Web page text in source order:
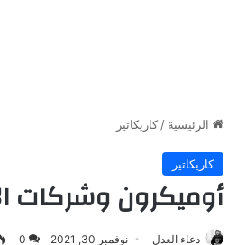
الرئيسية / كاريكاتير
كاريكاتير
أوميكرون وشركات
دعاء العدل نوفمبر 30, 2021 0